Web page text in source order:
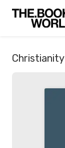
Christianity